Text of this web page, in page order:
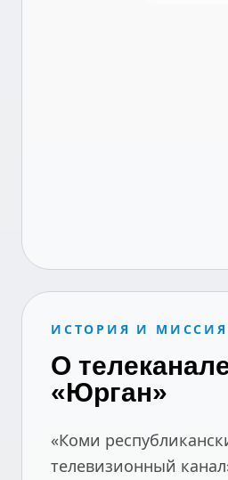
ИСТОРИЯ И МИССИЯ
О
«Юрган»
«Коми
телевизионный